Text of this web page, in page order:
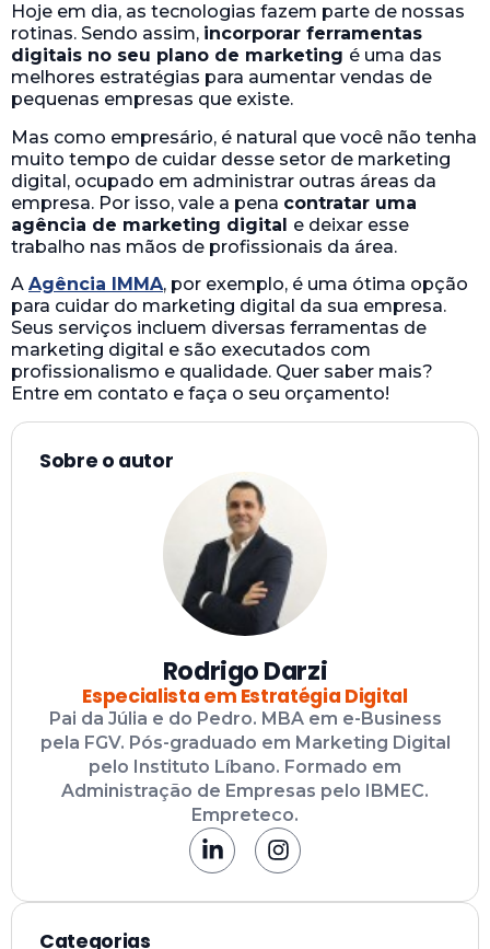
Hoje em dia, as tecnologias fazem parte de nossas
rotinas. Sendo assim, incorporar ferramentas
digitais no seu plano de marketing é uma das
melhores estratégias para aumentar vendas de
pequenas empresas que existe.
Mas como empresário, é natural que você não tenha
muito tempo de cuidar desse setor de marketing
digital, ocupado em administrar outras áreas da
empresa. Por isso, vale a pena contratar uma
agência de marketing digital e deixar esse
trabalho nas mãos de profissionais da área.
A Agência IMMA, por exemplo, é uma ótima opção
para cuidar do marketing digital da sua empresa.
Seus serviços incluem diversas ferramentas de
marketing digital e são executados com
profissionalismo e qualidade. Quer saber mais?
Entre em contato e faça o seu orçamento!
Sobre o autor
Rodrigo Darzi
Especialista em Estratégia Digital
Pai da Júlia e do Pedro. MBA em e-Business
pela FGV. Pós-graduado em Marketing Digital
pelo Instituto Líbano. Formado em
Administração de Empresas pelo IBMEC.
Empreteco.
Categorias